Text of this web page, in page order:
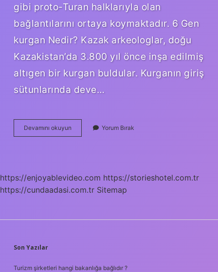
gibi proto-Turan halklarıyla olan
bağlantılarını ortaya koymaktadır. 6 Gen
kurgan Nedir? Kazak arkeologlar, doğu
Kazakistan’da 3.800 yıl önce inşa edilmiş
altıgen bir kurgan buldular. Kurganın giriş
sütunlarında deve…
Devamını okuyun Türklere
Ait
Yorum Bırak
https://enjoyablevideo.com https://storieshotel.com.tr
https://cundaadasi.com.tr Sitemap
SIDEBAR
Son Yazılar
Turizm şirketleri hangi bakanlığa bağlıdır ?